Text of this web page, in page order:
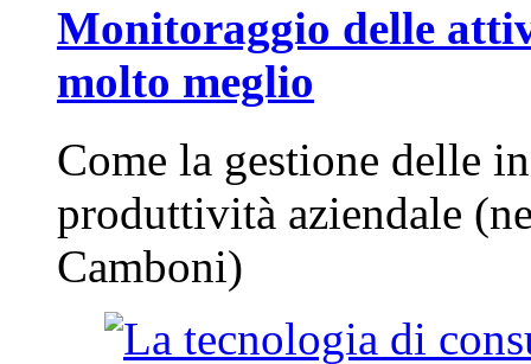
Monitoraggio delle
molto meglio
Come la gestione delle
produttività aziendale
Camboni)